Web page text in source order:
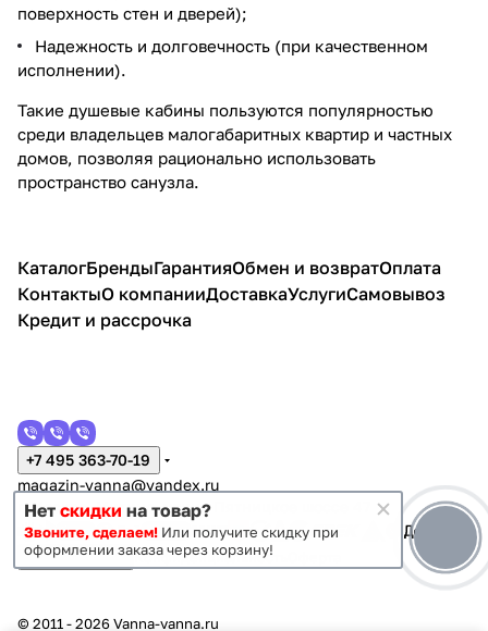
поверхность стен и дверей);
Надежность и долговечность (при качественном
исполнении).
Такие душевые кабины пользуются популярностью
среди владельцев малогабаритных квартир и частных
домов, позволяя рационально использовать
пространство санузла.
КаталогБрендыГарантияОбмен и возвратОплата
КонтактыО компанииДоставкаУслугиСамовывоз
Кредит и рассрочка
+7 495 363-70-19
magazin-vanna@yandex.ru
г. Москва, Митино, улица Пятницкое шоссе 47
Темная тема Конфиденциальность
© 2011 - 2026 Vanna-vanna.ru
Нет скидки на товар?
Звоните, сделаем! Или получите скидку при
оформлении заказа через корзину!